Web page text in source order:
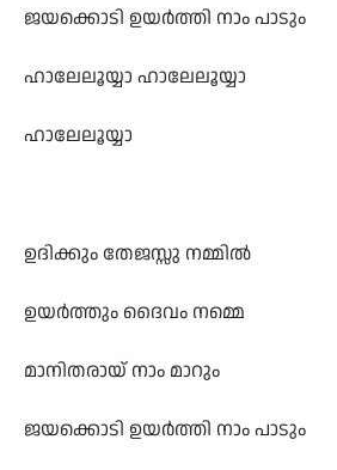
ജയക്കൊടി ഉയര്‍ത്തി നാം പാടും
ഹാലേലൂയ്യാ ഹാലേലൂയ്യാ
ഹാലേലൂയ്യാ
ഉദിക്കും തേജസ്സു നമ്മില്‍
ഉയര്‍ത്തും ദൈവം നമ്മെ
മാനിതരായ് നാം മാറും
ജയക്കൊടി ഉയര്‍ത്തി നാം പാടും